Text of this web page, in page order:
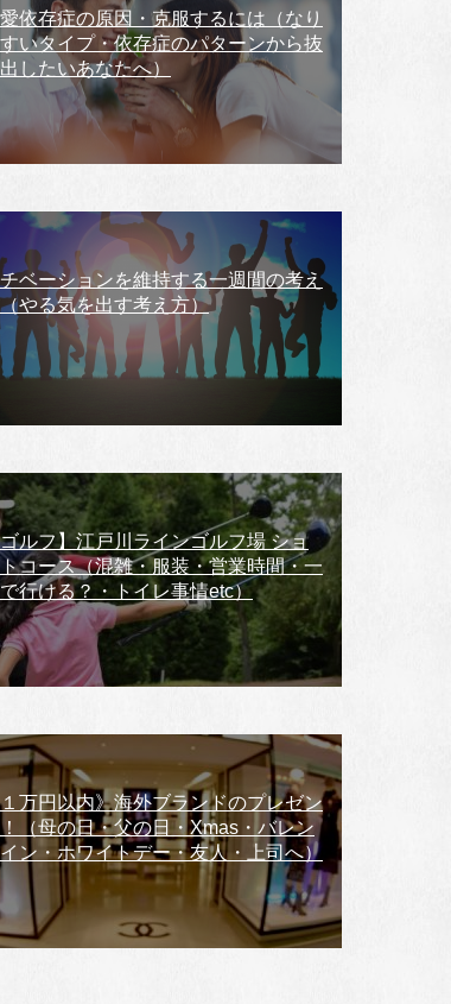
依存症の原因・克服するには（なり
いタイプ・依存症のパターンから抜
したいあなたへ）
ベーションを維持する一週間の考え
やる気を出す考え方）
ルフ】江戸川ラインゴルフ場 ショ
コース（混雑・服装・営業時間・一
行ける？・トイレ事情etc）
万円以内》海外ブランドのプレゼン
！（母の日・父の日・Xmas・バレン
ン・ホワイトデー・友人・上司へ）